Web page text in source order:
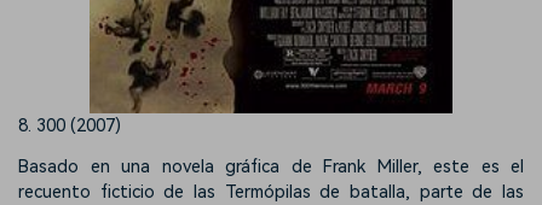
8. 300 (2007)
Basado en una novela gráfica de Frank Miller, este es el
recuento ficticio de las Termópilas de batalla, parte de las